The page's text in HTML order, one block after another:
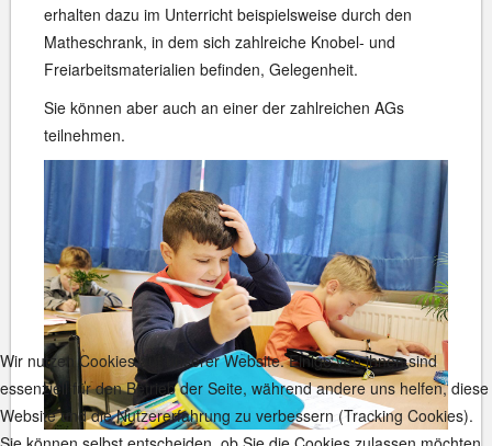
erhalten dazu im Unterricht beispielsweise durch den
Matheschrank, in dem sich zahlreiche Knobel- und
Freiarbeitsmaterialien befinden, Gelegenheit.
Sie können aber auch an einer der zahlreichen AGs
teilnehmen.
Wir nutzen Cookies auf unserer Website. Einige von ihnen sind
essenziell für den Betrieb der Seite, während andere uns helfen, diese
Website und die Nutzererfahrung zu verbessern (Tracking Cookies).